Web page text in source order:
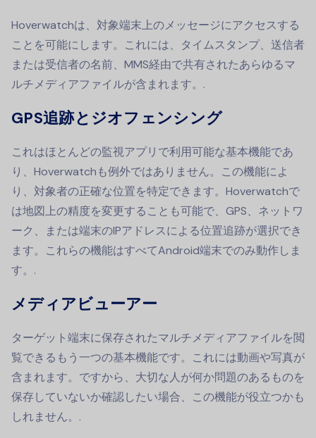
Hoverwatchは、対象端末上のメッセージにアクセスする
ことを可能にします。これには、タイムスタンプ、送信者
または受信者の名前、MMS経由で共有されたあらゆるマ
ルチメディアファイルが含まれます。.
GPS追跡とジオフェンシング
これはほとんどの監視アプリで利用可能な基本機能であ
り、Hoverwatchも例外ではありません。この機能によ
り、対象者の正確な位置を特定できます。Hoverwatchで
は地図上の精度を変更することも可能で、GPS、ネットワ
ーク、または端末のIPアドレスによる位置追跡が選択でき
ます。これらの機能はすべてAndroid端末でのみ動作しま
す。.
メディアビューアー
ターゲット端末に保存されたマルチメディアファイルを閲
覧できるもう一つの基本機能です。これには動画や写真が
含まれます。ですから、大切な人が何か問題のあるものを
保存していないか確認したい場合、この機能が役立つかも
しれません。.